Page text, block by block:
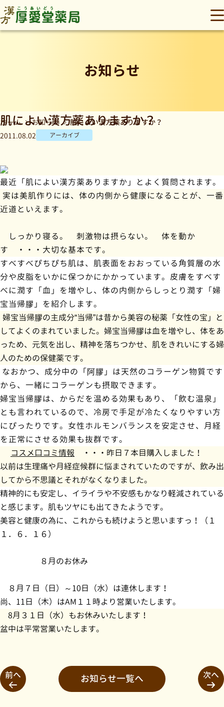
お知らせ
ホーム お知らせ 肌によい漢方薬ありますか？
肌によい漢方薬ありますか？
2011.08.02 アーカイブ
最近「肌によい漢方薬ありますか」とよく質問されます。
実は美肌作りには、体の内側から健康になることが、一番
近道といえます。
し っかり寝る。 刺激物は摂らない。 体を動か
す
・・ ・大切な基本です。
すべすべぴちぴち肌は、肌表面をおおっている角質層の水
分や皮脂をいかに保つかにかかっています。 皮膚をすべす
べに潤す「血」を増やし、体の内側からしっとり潤す 「婦
宝当帰膠」を紹介します。
婦宝当帰膠の主成分“当帰”は昔から美容の秘薬「女性の宝」と
してよくのまれていました。婦宝当帰膠は血を増やし、体をあ
っため、元気を出し、精神を落ちつかせ、肌をきれいにする婦
人のための保健薬です。
なおかつ、成分中の「阿膠」は天然のコラーゲン物質です
から、一緒にコラーゲンも摂取できます。
婦宝当帰膠は、からだを温める効果もあり、「飲む温泉」
とも言われているので、冷房で手足が冷たくなりやすい方
にぴったりです。女性ホルモンバランスを安定させ、月経
を正常にさせる効果も抜群です。
コスメ口コミ情報 ・・・昨日７本目購入しました！
以前は生理痛や月経症候群に悩まされていたのですが、飲み出
してから不思議とそれがなくなりました。
精神的にも安定し、イライラや不安感もかなり軽減されている
と感じます。肌もツヤにも出てきたようです。
美容と健康の為に、これからも続けようと思いますっ！（１
１．６．１６）
８月のお休み
８月７日（日）～10日（水）は連休します！
尚、11日（木）はAM１１時より営業いたします。
8月３１日（水）もお休みいたします！
盆中は平常営業いたします。
前へ お知らせ一覧へ 次へ